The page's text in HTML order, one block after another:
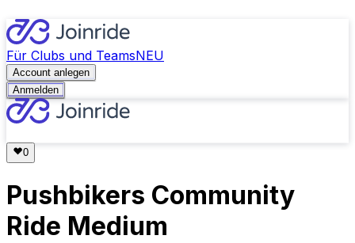
Für Clubs und TeamsNEU
Account anlegen
Anmelden
Pushbikers Community
Ride Medium